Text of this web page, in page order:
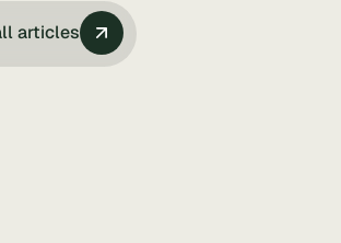
articles